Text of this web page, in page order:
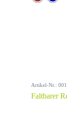
Artikel-Nr.:
Faltbarer